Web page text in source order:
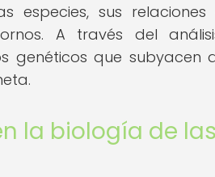
especies, sus relaciones
A través del
genéticos que subyacen
la biología de las